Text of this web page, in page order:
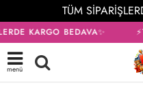
TÜM
KARGO BEDAVA✨
menü